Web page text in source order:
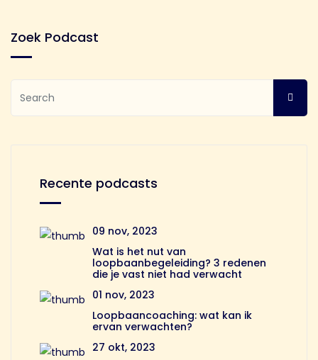
Zoek Podcast
Recente podcasts
09 nov, 2023
Wat is het nut van
loopbaanbegeleiding? 3 redenen
die je vast niet had verwacht
01 nov, 2023
Loopbaancoaching: wat kan ik
ervan verwachten?
27 okt, 2023